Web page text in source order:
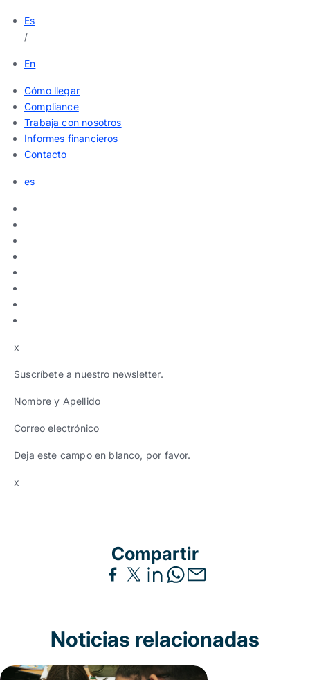
Es
/
En
Cómo llegar
Compliance
Trabaja con nosotros
Informes financieros
Contacto
es
x
Suscríbete a nuestro newsletter.
Nombre y Apellido
Correo electrónico
Deja este campo en blanco, por favor.
x
Compartir
Noticias relacionadas